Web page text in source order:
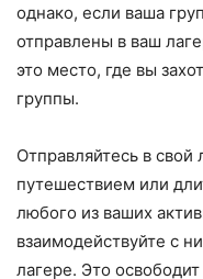
однако, если ваша
отправлены в ваш
это место, где вы
группы.
Отправляйтесь в
путешествием или
любого из ваших
взаимодействуйте с
лагере. Это